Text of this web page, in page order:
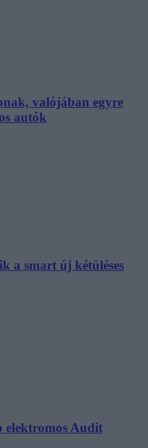
valójában egyre
autók
a smart új kétüléses
elektromos Audit